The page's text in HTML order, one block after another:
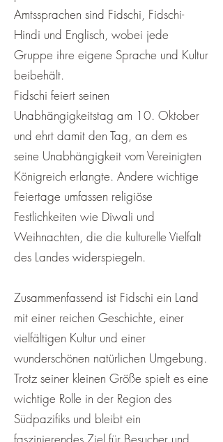
Amtssprachen sind Fidschi, Fidschi-
Hindi und Englisch, wobei jede
Gruppe ihre eigene Sprache und Kultur
beibehält.
Fidschi feiert seinen
Unabhängigkeitstag am 10. Oktober
und ehrt damit den Tag, an dem es
seine Unabhängigkeit vom Vereinigten
Königreich erlangte. Andere wichtige
Feiertage umfassen religiöse
Festlichkeiten wie Diwali und
Weihnachten, die die kulturelle Vielfalt
des Landes widerspiegeln.
Zusammenfassend ist Fidschi ein Land
mit einer reichen Geschichte, einer
vielfältigen Kultur und einer
wunderschönen natürlichen Umgebung.
Trotz seiner kleinen Größe spielt es eine
wichtige Rolle in der Region des
Südpazifiks und bleibt ein